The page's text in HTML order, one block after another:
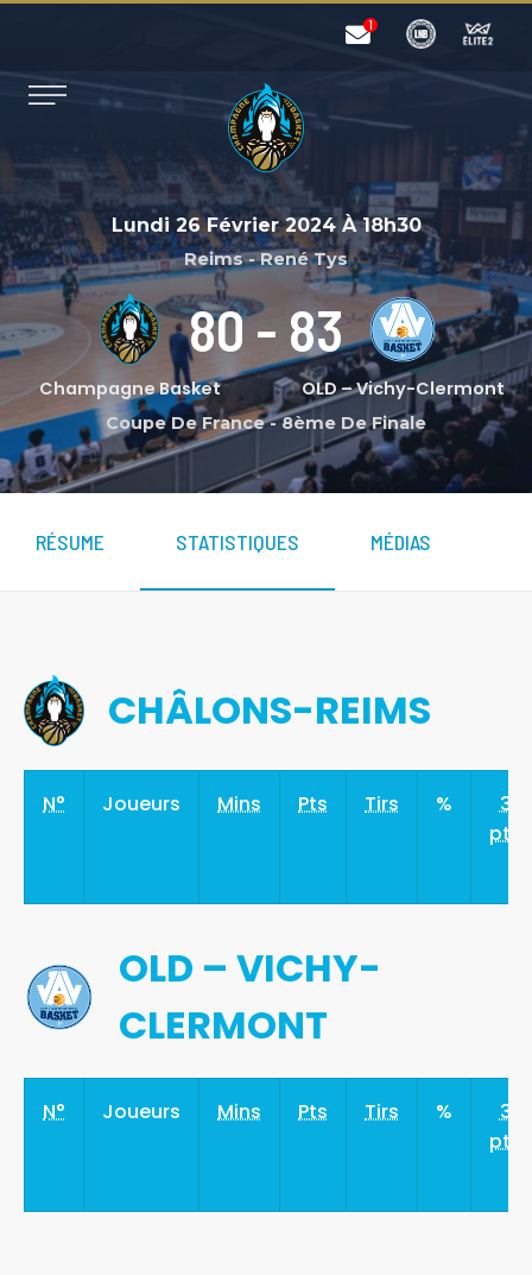
Lundi 26 Février 2024À 18h30
Reims - René Tys
Champagne Basket
80- 83
OLD – Vichy-Clermont
Coupe De France-8ème De Finale
RÉSUME STATISTIQUES MÉDIAS
CHÂLONS-REIMS
N° Joueurs Mins Pts Tirs %
3
pts
OLD – VICHY-
CLERMONT
N° Joueurs Mins Pts Tirs %
3
pts